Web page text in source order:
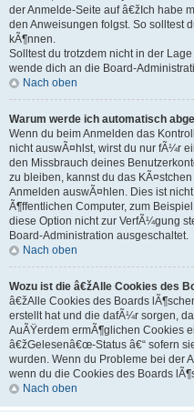
der Anmelde-Seite auf â€žIch habe
den Anweisungen folgst. So solltest
kÃ¶nnen.
Solltest du trotzdem nicht in der
wende dich an die Board-
Nach oben
Warum werde ich automatisch
Wenn du beim Anmelden das
nicht auswÃ¤hlst, wirst du nur fÃ¼r
den Missbrauch deines
zu bleiben, kannst du das
Anmelden auswÃ¤hlen. Dies ist
Ã¶ffentlichen Computer, zum
diese Option nicht zur VerfÃ¼gung
Board-Administration ausgeschaltet.
Nach oben
Wozu ist die â€žAlle Cookies des
â€žAlle Cookies des Boards
erstellt hat und die dafÃ¼r sorgen,
AuÃŸerdem ermÃ¶glichen Cookies
â€žGelesenâ€œ-Status â€“ sofern
wurden. Wenn du Probleme bei der
wenn du die Cookies des Boards
Nach oben